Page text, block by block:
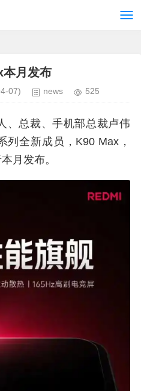
月发布
07) news 525
、总裁、手机部总裁卢伟
列全新成员，K90 Max，
月发布。